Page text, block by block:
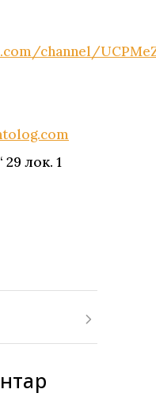
channel/
29 лок. 1